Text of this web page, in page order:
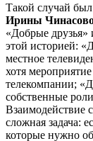
Такой случай
Ирины
«Добрые друзья»
этой историей:
местное
хотя
телекомпании;
собственные
Взаимодействие
сложная задача:
которые нужно